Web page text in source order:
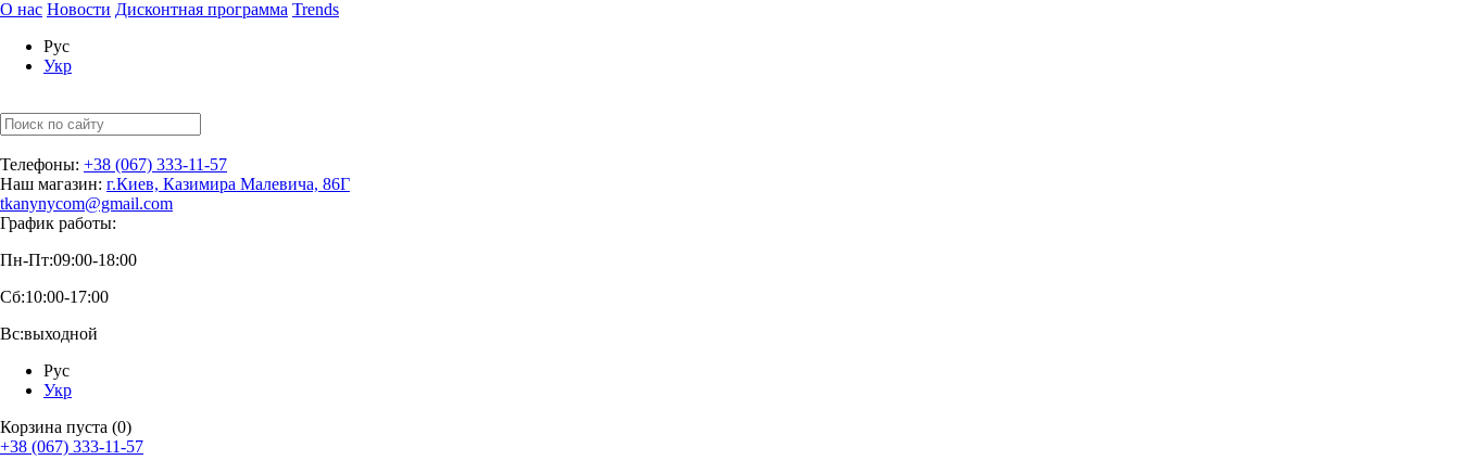
О нас Новости Дисконтная программа Trends
Рус
Укр
Телефоны: +38 (067) 333-11-57
Наш магазин: г.Киев, Казимира Малевича, 86Г
tkanynycom@gmail.com
График работы:
Пн-Пт:09:00-18:00
Сб:10:00-17:00
Вс:выходной
Рус
Укр
Корзина пуста (0)
+38 (067) 333-11-57